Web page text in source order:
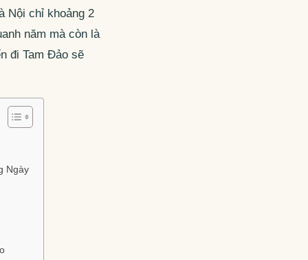
Nội chỉ khoảng 2
năm mà còn là
đi Tam Đảo sẽ
Ngày